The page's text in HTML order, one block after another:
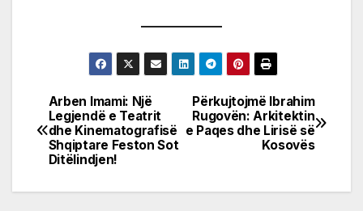
Post
navigation
Përkujtojmë Ibrahim
Rugovën: Arkitektin
e Paqes dhe Lirisë së
Kosovës
Arben Imami: Një
Legjendë e Teatrit
dhe Kinematografisë
Shqiptare Feston Sot
Ditëlindjen!